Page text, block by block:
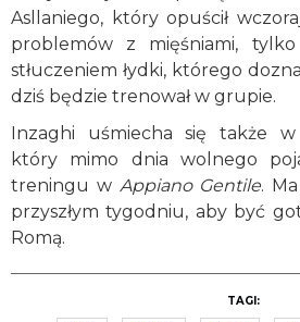
Asllaniego, który opuścił
problemów z mięśniami,
stłuczeniem łydki, którego
dziś będzie trenował w grupie.
Inzaghi uśmiecha się także
który mimo dnia wolnego
treningu w Appiano Gentile.
przyszłym tygodniu, aby być
Romą.
TAGI: